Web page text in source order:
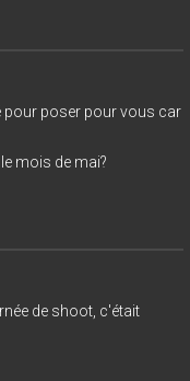
pour poser pour vous car
mois de mai?
de shoot, c'était